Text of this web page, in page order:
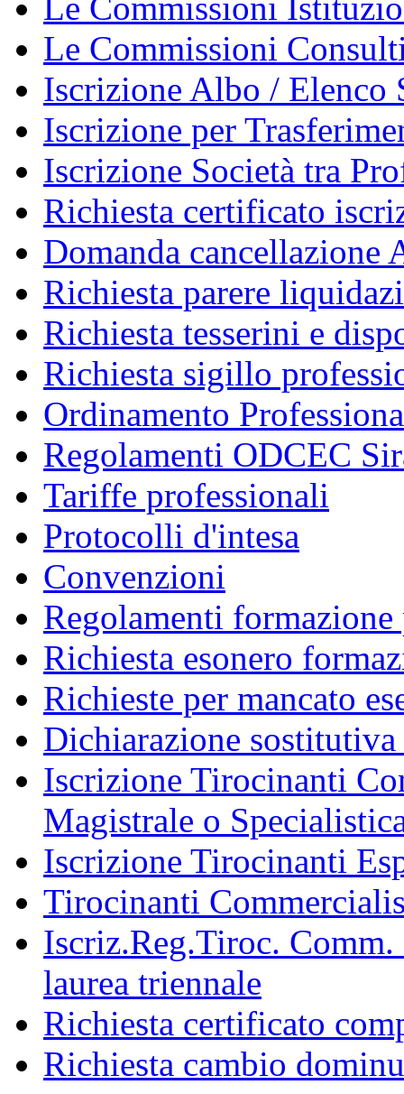
Le Commissioni
Le Commissioni
Iscrizione Albo / Elenco
Iscrizione per
Iscrizione Società tra
Richiesta certificato
Domanda cancellazione
Richiesta parere
Richiesta tesserini e
Richiesta sigillo
Ordinamento
Regolamenti ODCEC
Tariffe professionali
Protocolli d'intesa
Convenzioni
Regolamenti
Richiesta esonero
Richieste per mancato
Dichiarazione
Iscrizione Tirocinanti
Magistrale o
Iscrizione Tirocinanti
Tirocinanti
Iscriz.Reg.Tiroc.
laurea triennale
Richiesta certificato
Richiesta cambio